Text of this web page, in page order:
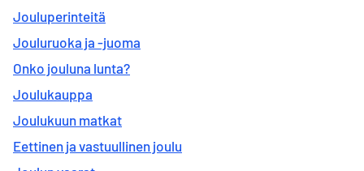
Jouluperinteitä
Jouluruoka ja -juoma
Onko jouluna lunta?
Joulukauppa
Joulukuun matkat
Eettinen ja vastuullinen joulu